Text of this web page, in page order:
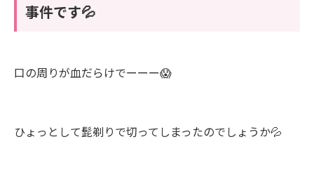
事件です💦
口の周りが血だらけでーーー😱
ひょっとして髭剃りで切ってしまったのでしょうか💦